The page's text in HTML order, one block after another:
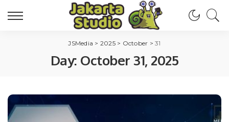
JSMedia > 2025> October >31
Day: October 31, 2025